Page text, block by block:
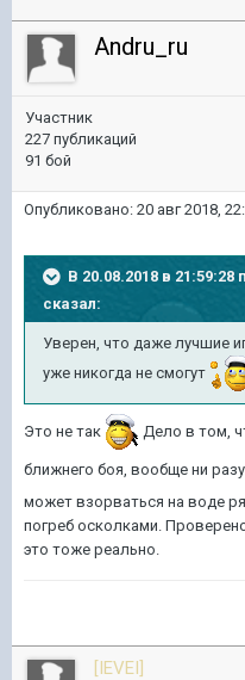
Andru_ru
Участник
227 публикаций
91 бой
Опубликовано: 20 авг 2018,
В 20.08.2018 в 21:59:28
сказал:
Уверен, что даже лучшие
уже никогда не смогут
Это не так Дело в том,
ближнего боя, вообще ни
может взорваться на воде
погреб осколками.
это тоже реально.
[IEVEI]